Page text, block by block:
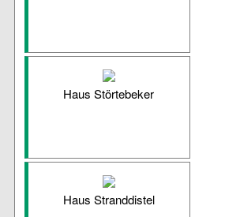
Haus Störtebeker
Haus Stranddistel